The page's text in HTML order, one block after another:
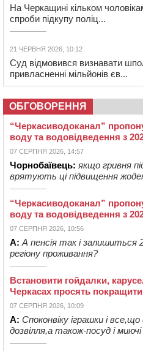
На Черкащині кільком
спроби підкупу поліц...
21 ЧЕРВНЯ 2026, 10:12
Суд відмовився визнавати
привласненні мільйонів єв...
ОБГОВОРЕННЯ
“Черкасиводоканал”
воду та водовідведення з
07 СЕРПНЯ 2026, 14:57
Чорнобаївець: якщо гривня
врятують ці підвищення
“Черкасиводоканал”
воду та водовідведення з
07 СЕРПНЯ 2026, 10:56
А: А пенсія так і залишиться
регіону проживання?
Встановити гойдалки,
Черкасах просять
07 СЕРПНЯ 2026, 10:09
А: Споконвіку іграшки і
дозвілля,а також-посуд і